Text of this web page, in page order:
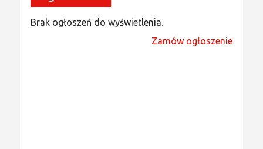
Brak ogłoszeń do wyświetlenia.
Zamów ogłoszenie